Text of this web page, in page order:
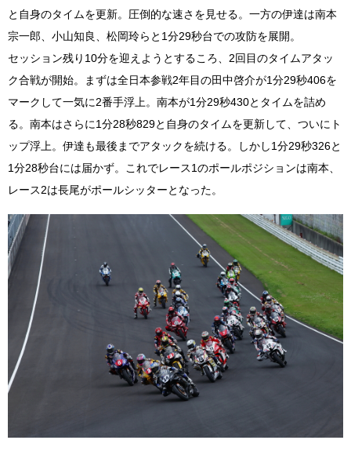
と自身のタイムを更新。圧倒的な速さを見せる。一方の伊達は南本
宗一郎、小山知良、松岡玲らと1分29秒台での攻防を展開。
セッション残り10分を迎えようとするころ、2回目のタイムアタッ
ク合戦が開始。まずは全日本参戦2年目の田中啓介が1分29秒406を
マークして一気に2番手浮上。南本が1分29秒430とタイムを詰め
る。南本はさらに1分28秒829と自身のタイムを更新して、ついにト
ップ浮上。伊達も最後までアタックを続ける。しかし1分29秒326と
1分28秒台には届かず。これでレース1のポールポジションは南本、
レース2は長尾がポールシッターとなった。